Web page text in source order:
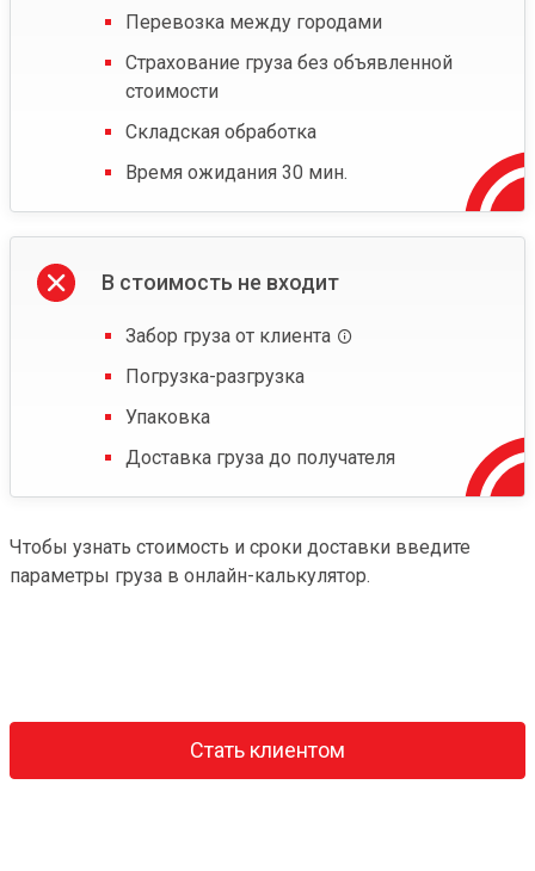
Перевозка между городами
Страхование груза без объявленной
стоимости
Складская обработка
Время ожидания 30 мин.
В стоимость не входит
Забор груза от клиента
Погрузка-разгрузка
Упаковка
Доставка груза до получателя
Чтобы узнать стоимость и сроки доставки введите
параметры груза в онлайн-калькулятор.
Стать клиентом